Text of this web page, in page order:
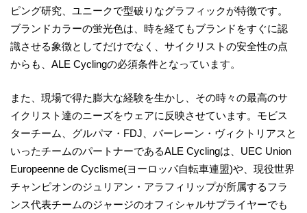
ピング研究、ユニークで型破りなグラフィックが特徴です。
ブランドカラーの蛍光色は、時を経てもブランドをすぐに認
識させる象徴としてだけでなく、サイクリストの安全性の点
からも、ALE Cyclingの必須条件となっています。
また、現場で得た膨大な経験を生かし、その時々の最高のサ
イクリスト達のニーズをウェアに反映させています。モビス
ターチーム、グルパマ・FDJ、バーレーン・ヴィクトリアスと
いったチームのパートナーであるALE Cyclingは、UEC Union
Europeenne de Cyclisme(ヨーロッパ自転車連盟)や、現役世界
チャンピオンのジュリアン・アラフィリップが所属するフラ
ンス代表チームのジャージのオフィシャルサプライヤーでも